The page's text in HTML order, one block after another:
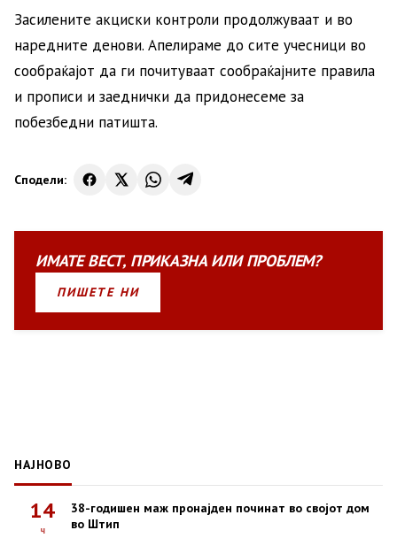
Засилените акциски контроли продолжуваат и во
наредните денови. Апелираме до сите учесници во
сообраќајот да ги почитуваат сообраќајните правила
и прописи и заеднички да придонесеме за
побезбедни патишта.
Сподели:
ИМАТЕВЕСТ, ПРИКАЗНАИЛИПРОБЛЕМ?
ПИШЕТЕ НИ
НАЈНОВО
14
ч
38-годишен маж пронајден починат во својот дом
во Штип